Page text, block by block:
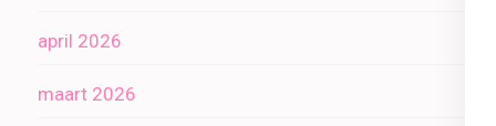
april 2026
maart 2026